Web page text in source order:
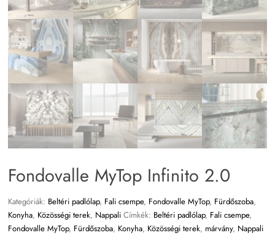
Fondovalle MyTop Infinito 2.0
Kategóriák: Beltéri padlólap, Fali csempe, Fondovalle MyTop, Fürdőszoba,
Konyha, Közösségi terek, Nappali Címkék: Beltéri padlólap, Fali csempe,
Fondovalle MyTop, Fürdőszoba, Konyha, Közösségi terek, márvány, Nappali